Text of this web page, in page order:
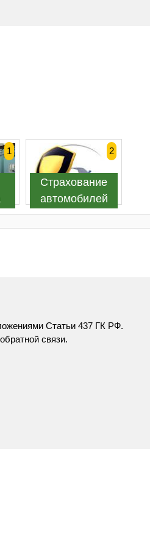
1
Страхование
автомобилей
2
Статьи 437 ГК РФ.
связи.